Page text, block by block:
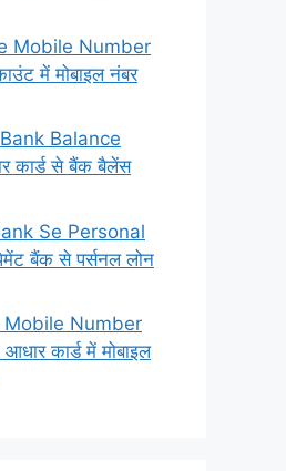
Mobile Number
में मोबाइल नंबर
Balance
कार्ड से बैंक बैलेंस
Se Personal
बैंक से पर्सनल लोन
Number
कार्ड में मोबाइल